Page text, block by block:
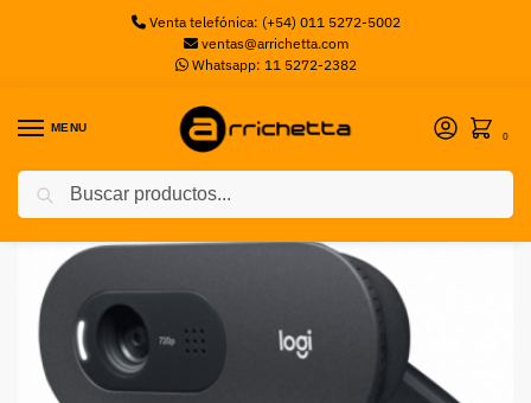
Venta telefónica: (+54) 011 5272-5002
ventas@arrichetta.com
Whatsapp: 11 5272-2382
MENU
0
Inicio Sin categorizar / WEBCAM LOGITECH C505 HD USB LOGITECH